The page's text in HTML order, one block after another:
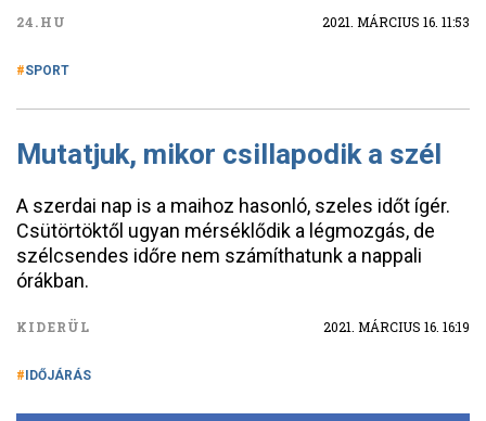
24.HU 2021. MÁRCIUS 16. 11:53
SPORT
Mutatjuk, mikor csillapodik a szél
A szerdai nap is a maihoz hasonló, szeles időt ígér.
Csütörtöktől ugyan mérséklődik a légmozgás, de
szélcsendes időre nem számíthatunk a nappali
órákban.
KIDERÜL 2021. MÁRCIUS 16. 16:19
IDŐJÁRÁS